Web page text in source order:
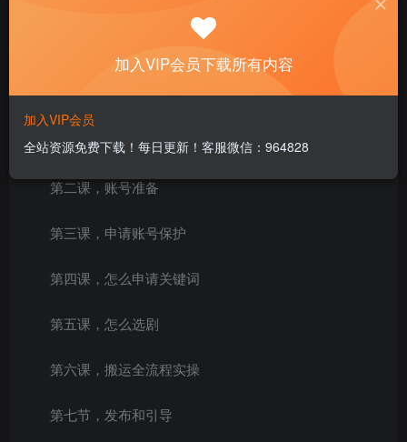
课程内容：
第一课，繁花剧场简介
第二课，账号准备
第三课，申请账号保护
第四课，怎么申请关键词
第五课，怎么选剧
第六课，搬运全流程实操
第七节，发布和引导
加入VIP会员下载所有内容
加入VIP会员
全站资源免费下载！每日更新！客服微信：964828